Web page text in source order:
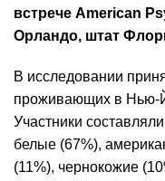
встрече American
Орландо, штат
В исследовании
проживающих в Нью-
Участники
белые (67%),
(11%), чернокожие